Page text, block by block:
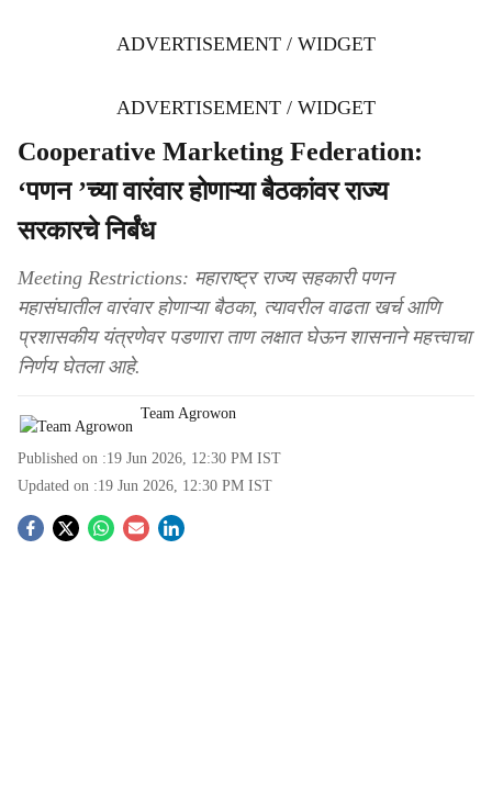
ADVERTISEMENT / WIDGET
ADVERTISEMENT / WIDGET
Cooperative Marketing Federation:
‘पणन ’च्या वारंवार होणाऱ्या बैठकांवर राज्य
सरकारचे निर्बंध
Meeting Restrictions: महाराष्ट्र राज्य सहकारी पणन
महासंघातील वारंवार होणाऱ्या बैठका, त्यावरील वाढता खर्च आणि
प्रशासकीय यंत्रणेवर पडणारा ताण लक्षात घेऊन शासनाने महत्त्वाचा
निर्णय घेतला आहे.
Team Agrowon
Published on :19 Jun 2026, 12:30 PM IST
Updated on :19 Jun 2026, 12:30 PM IST
S